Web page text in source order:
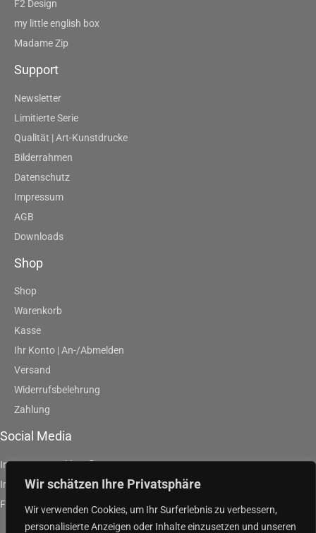
Wir schätzen Ihre Privatsphäre
Wir verwenden Cookies, um Ihr Surferlebnis zu verbessern,
personalisierte Anzeigen oder Inhalte einzusetzen und unseren
F2 Design
my little english box
Madame Zip
Support
Newsletter
Limitierte Serie
Qualität | Art-Kunstdrucke
Bilderrahmen
Datenschutz
Impressum
AGB
Downloads
Shop
Shop
Warenkorb
Kasse
Ihr Konto | An-/Abmelden
Versand
Widerrufsbelehrung
Zahlung
Social Media
Instagram | artklausfliege
Instagram | artpurpleandgreen
Facebook | Klaus Fliege